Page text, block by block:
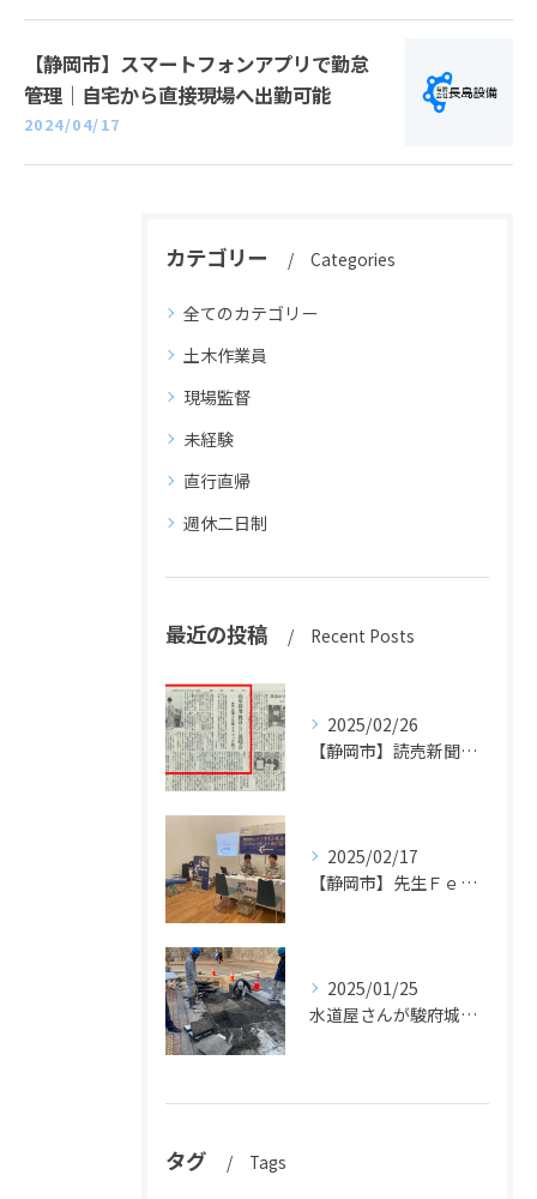
【静岡市】スマートフォンアプリで勤怠
管理｜自宅から直接現場へ出勤可能
2024/04/17
カテゴリー Categories
全てのカテゴリー
土木作業員
現場監督
未経験
直行直帰
週休二日制
最近の投稿 Recent Posts
2025/02/26
【静岡市】読売新聞に掲載されました！長島設備の高卒採用活動
2025/02/17
【静岡市】先生Ｆｅｓで先生方に配管体験＆ドローンを実施しました！
2025/01/25
水道屋さんが駿府城で文化財発見！
タグ Tags